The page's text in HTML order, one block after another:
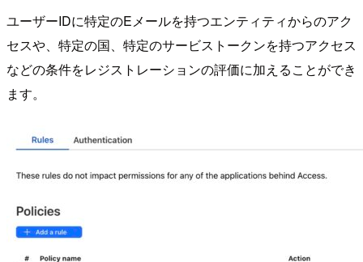
ユーザーIDに特定のEメールを持つエンティティからのアク
セスや、特定の国、特定のサービストークンを持つアクセス
などの条件をレジストレーションの評価に加えることができ
ます。